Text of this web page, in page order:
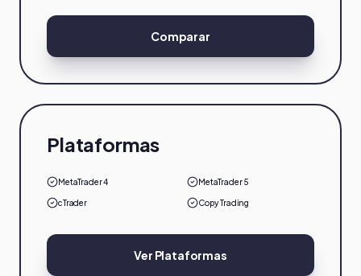
Comparar
Plataformas
MetaTrader 4 MetaTrader 5
cTrader Copy Trading
Ver Plataformas